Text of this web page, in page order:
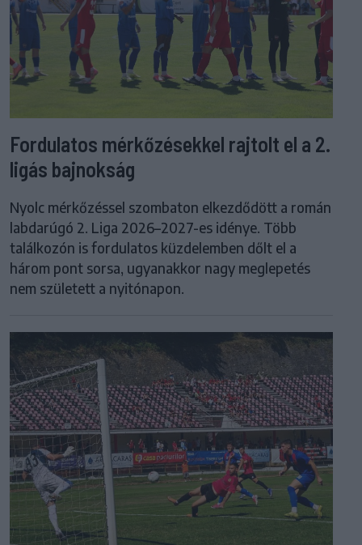
Fordulatos mérkőzésekkel rajtolt el a 2.
ligás bajnokság
Nyolc mérkőzéssel szombaton elkezdődött a román
labdarúgó 2. Liga 2026–2027-es idénye. Több
találkozón is fordulatos küzdelemben dőlt el a
három pont sorsa, ugyanakkor nagy meglepetés
nem született a nyitónapon.